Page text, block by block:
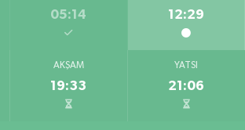
05:14 12:29
AKŞAM
19:33
YATSI
21:06